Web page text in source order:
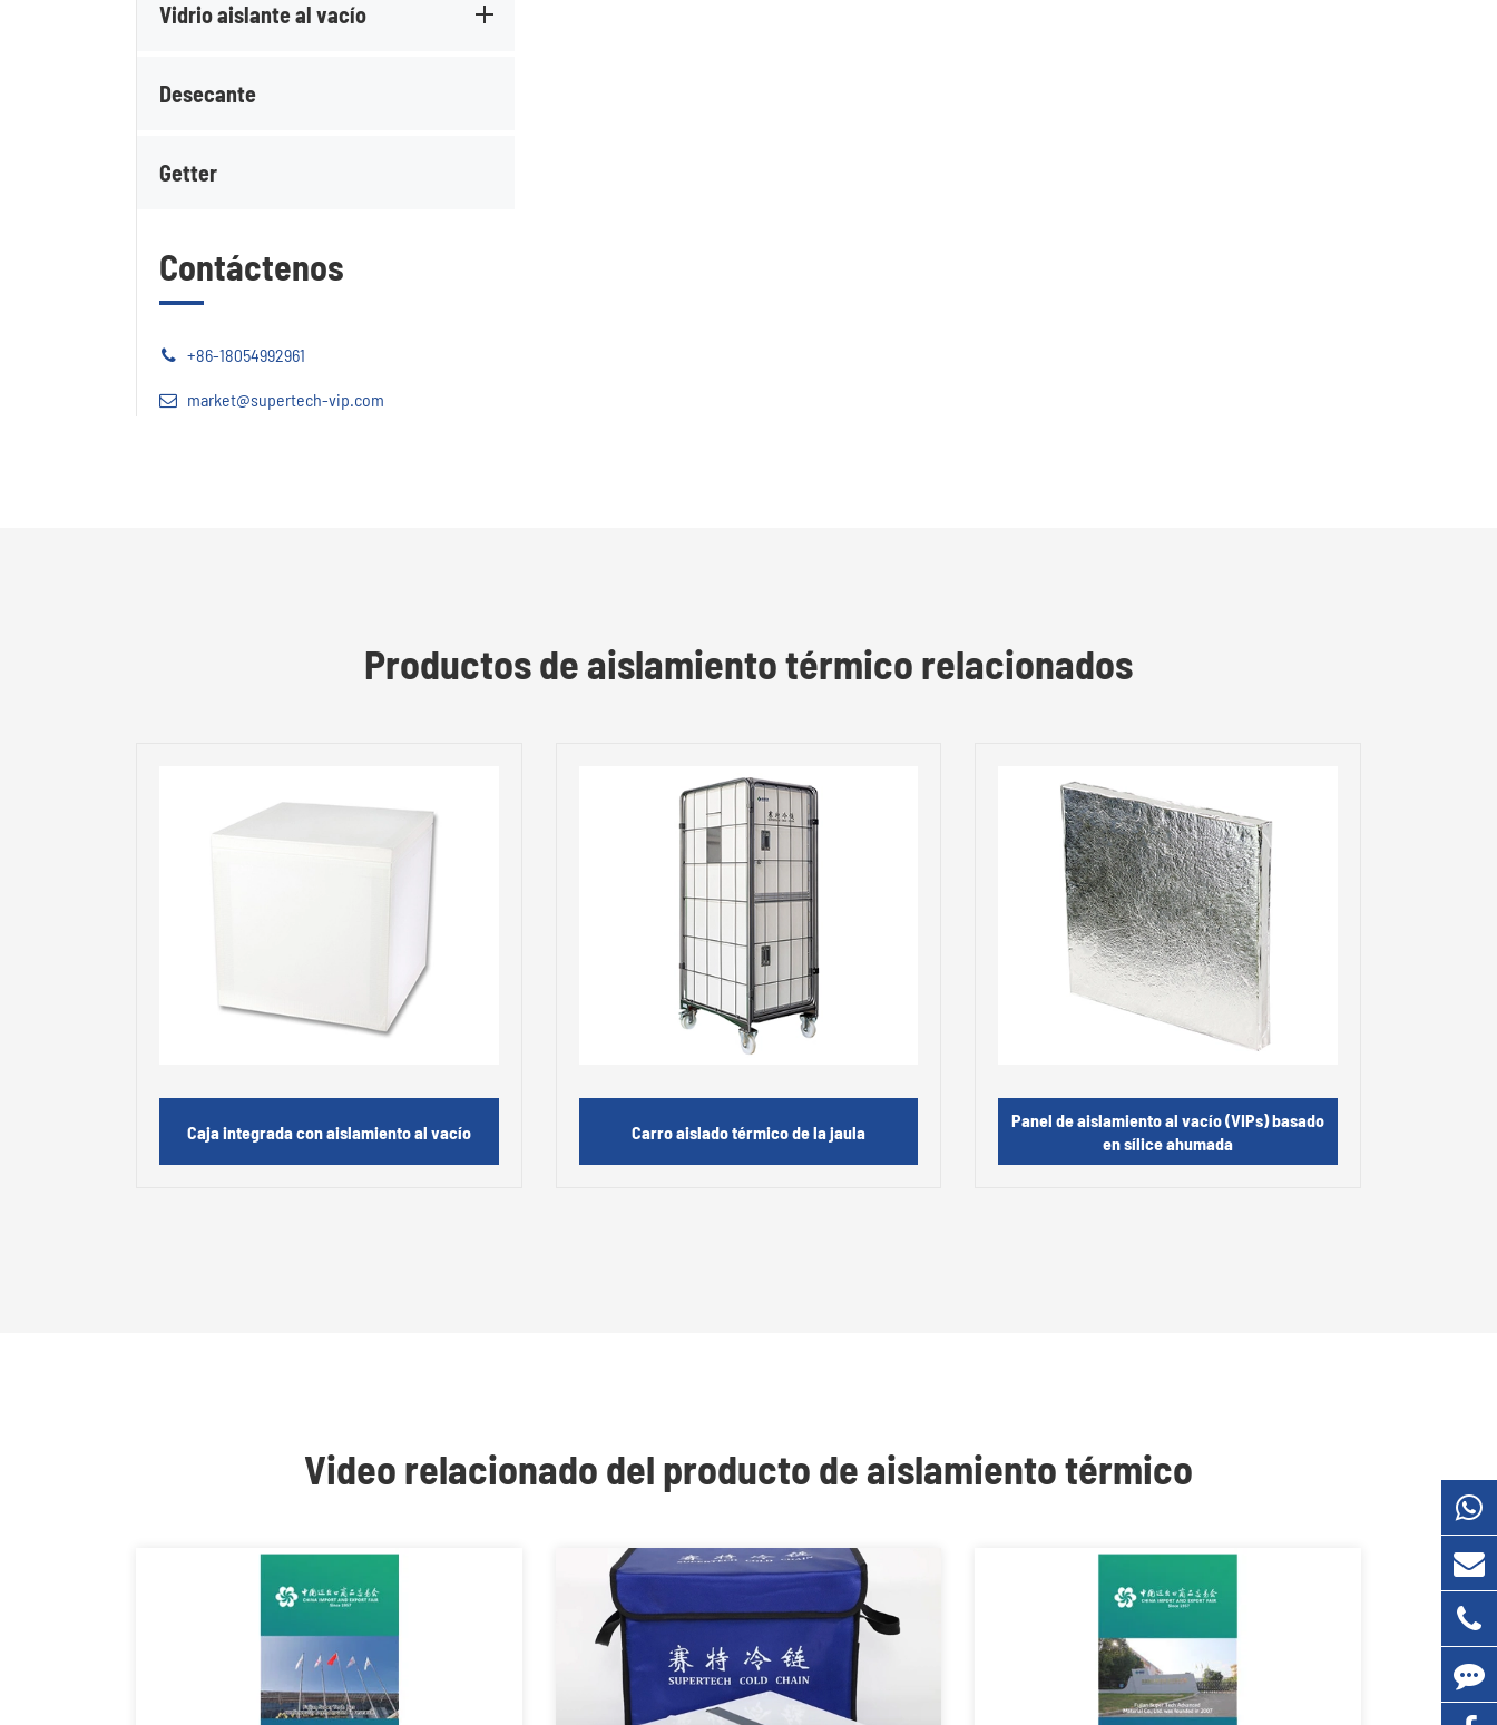
Vidrio aislante al vacío
Desecante
Getter
Contáctenos
+86-18054992961
market@supertech-vip.com
Productos de aislamiento térmico relacionados
Caja integrada con aislamiento al vacío Carro aislado térmico de la jaula
Panel de aislamiento al vacío (VIPs) basado
en sílice ahumada
Video relacionado del producto de aislamiento térmico